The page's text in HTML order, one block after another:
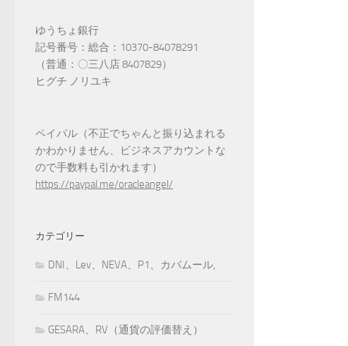
ゆうちょ銀行
記号番号：総合：10370-84078291
（普通：〇三八店 8407829）
ヒグチ ノリユキ
ペイパル（不正でちゃんと振り込まれる
かわかりません、ビジネスアカウントな
ので手数料も引かれます）
https://paypal.me/oracleangel/
カテゴリー
DNI、Lev、NEVA、P1、カバムール,
FM144
GESARA、RV（通貨の評価替え）